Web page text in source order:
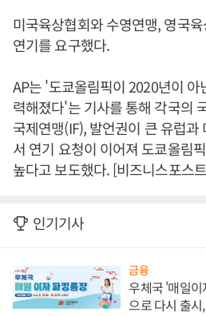
미국육상협회와 수영연맹, 영국
연기를 요구했다.
AP는 '도쿄올림픽이 2020년이
력해졌다'는 기사를 통해 각국의
국제연맹(IF), 발언권이 큰 유럽과
서 연기 요청이 이어져 도쿄올림
높다고 보도했다. [비즈니스포스
인기기사
금융
우체국 '매일이
으로 다시 출